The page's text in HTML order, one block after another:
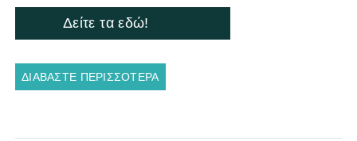
Δείτε τα εδώ!
ΔΙΑΒΆΣΤΕ ΠΕΡΙΣΣΌΤΕΡΑ